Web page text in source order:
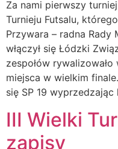
Za nami pierwszy
Turnieju Futsalu,
Przywara – radna Rady
włączył się Łódzki
zespołów
miejsca w wielkim
się SP 19
III Wielki
zapisy